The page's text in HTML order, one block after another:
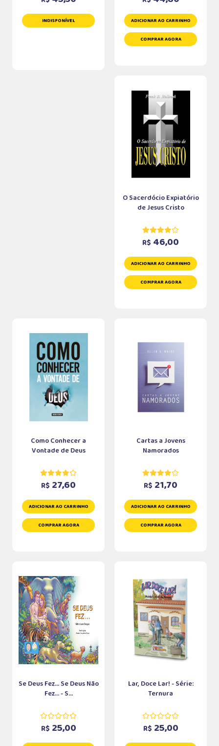
INDISPONÍVEL ADICIONAR AO CARRINHO
COMPRAR AGORA
O Sacerdócio Expiatório
de Jesus Cristo
R$ 46,00
ADICIONAR AO CARRINHO
COMPRAR AGORA
Como Conhecer a
Vontade de Deus
R$ 27,60
ADICIONAR AO CARRINHO
COMPRAR AGORA
Cartas a Jovens
Namorados
R$ 21,70
ADICIONAR AO CARRINHO
COMPRAR AGORA
Se Deus Fez... Se Deus Não
Fez... - S...
R$ 25,00
Lar, Doce Lar! - Série:
Ternura
R$ 25,00